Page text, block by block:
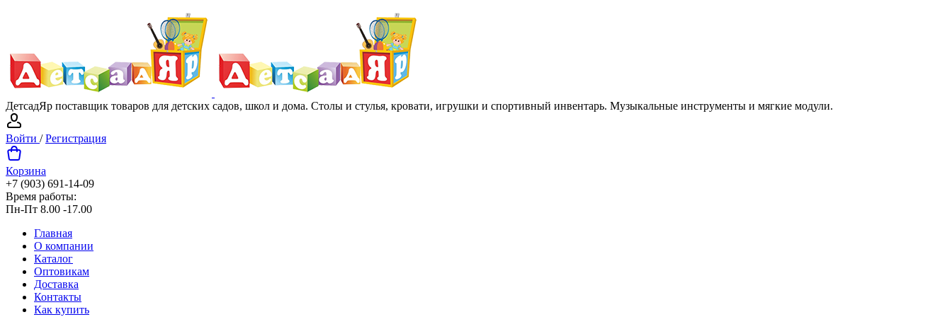
ДетсадЯр поставщик товаров для детских садов, школ и дома. Столы и стулья, кровати, игрушки и спортивный инвентарь. Музыкальные инструменты и мягкие модули.
Войти /Регистрация
Корзина
+7 (903) 691-14-09
Время работы:
Пн-Пт 8.00 -17.00
Главная
О компании
Каталог
Оптовикам
Доставка
Контакты
Как купить